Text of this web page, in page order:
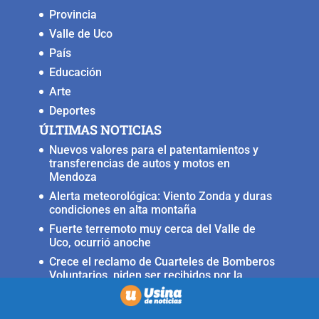
Provincia
Valle de Uco
País
Educación
Arte
Deportes
ÚLTIMAS NOTICIAS
Nuevos valores para el patentamientos y
transferencias de autos y motos en
Mendoza
Alerta meteorológica: Viento Zonda y duras
condiciones en alta montaña
Fuerte terremoto muy cerca del Valle de
Uco, ocurrió anoche
Crece el reclamo de Cuarteles de Bomberos
Voluntarios, piden ser recibidos por la
Llega a San Carlos la Copa Internacional